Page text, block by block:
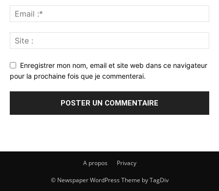
Enregistrer mon nom, email et site web dans ce navigateur
pour la prochaine fois que je commenterai.
A propos Privacy
© Newspaper WordPress Theme by TagDiv